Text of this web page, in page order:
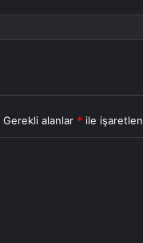
Gerekli alanlar * ile